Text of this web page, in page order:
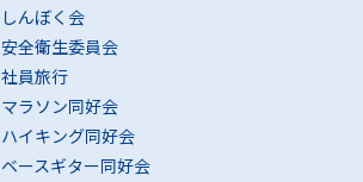
しんぼく会
安全衛生委員会
社員旅行
マラソン同好会
ハイキング同好会
ベースギター同好会